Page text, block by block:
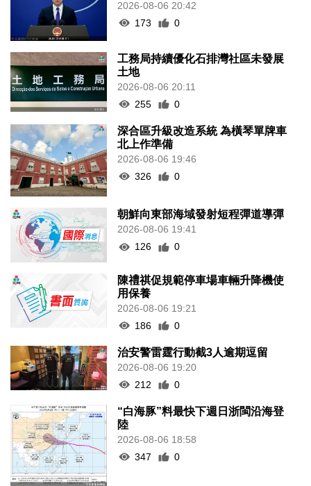
2026-08-06 20:42
173
0
工務局持續優化石排灣社區未發展
土地
2026-08-06 20:11
255
0
深合區升級改造系統 為橫琴單牌車
北上作準備
2026-08-06 19:46
326
0
朝鮮向東部海域發射短程彈道導彈
2026-08-06 19:41
126
0
陳禮祺促規範停車場車輛升降機使
用保養
2026-08-06 19:21
186
0
治安警雷霆行動截3人逾期逗留
2026-08-06 19:20
212
0
“白海豚”料最快下週日浙閩沿海登
陸
2026-08-06 18:58
347
0